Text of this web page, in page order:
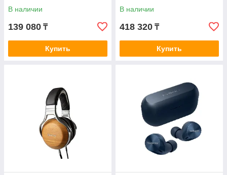
В наличии
139 080 ₸
Купить
В наличии
418 320 ₸
Купить